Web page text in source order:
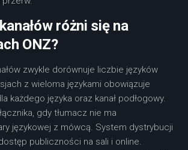
różni się na
ONZ?
zwykle dorównuje liczbie języków
z wieloma językami obowiązuje
każdego języka oraz kanał podłogowy.
gdy tłumacz nie ma
językowej z mówcą. System dystrybucji
publiczności na sali i online.